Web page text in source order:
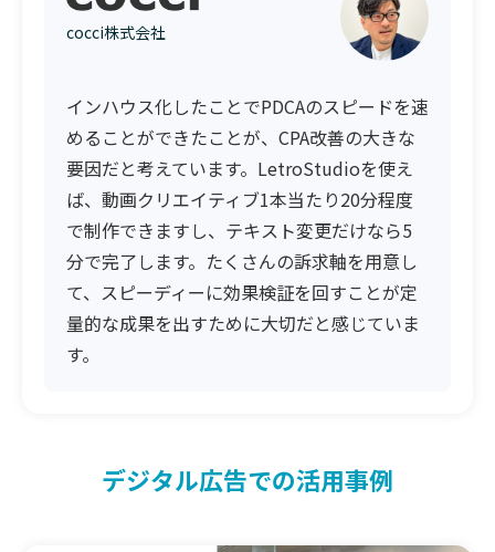
cocci株式会社
インハウス化したことでPDCAのスピードを速
めることができたことが、CPA改善の大きな
要因だと考えています。LetroStudioを使え
ば、動画クリエイティブ1本当たり20分程度
で制作できますし、テキスト変更だけなら5
分で完了します。たくさんの訴求軸を用意し
て、スピーディーに効果検証を回すことが定
量的な成果を出すために大切だと感じていま
す。
デジタル広告での活用事例